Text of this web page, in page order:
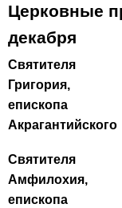
Церковные
декабря
Святителя
Григория,
епископа
Акрагантийского
Святителя
Амфилохия,
епископа